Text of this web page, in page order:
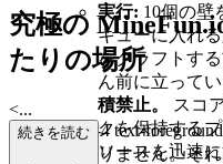
実行: 10個の壁
キューに入れ
をクラフトす
ん前に立って
積禁止。
スコ
クを保持する
ソースを迅速
究極の
たりの場所
<...
p class="mb-4 text-
ームではありません。そ
続きを読む